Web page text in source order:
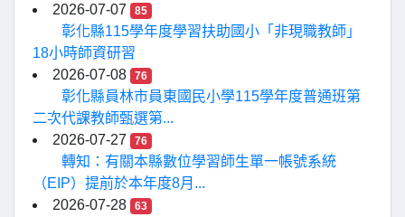
2026-07-07
85
彰化縣115學年度學習扶助國小「非現職教師」
18小時師資研習
2026-07-08
76
彰化縣員林市員東國民小學115學年度普通班第
二次代課教師甄選第...
2026-07-27
76
轉知：有關本縣數位學習師生單一帳號系統
（EIP）提前於本年度8月...
2026-07-28
63